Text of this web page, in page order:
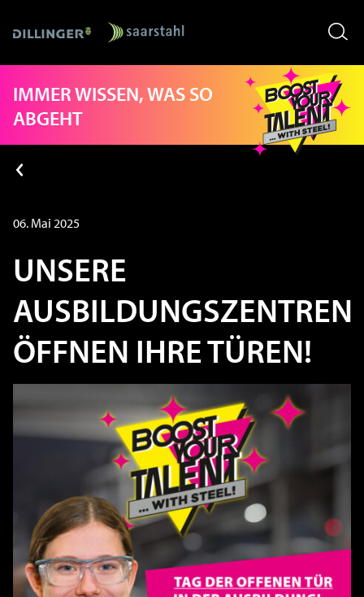
content
IMMER WISSEN, WAS SO
ABGEHT
06. Mai 2025
UNSERE
AUSBILDUNGSZENTREN
ÖFFNEN IHRE TÜREN!